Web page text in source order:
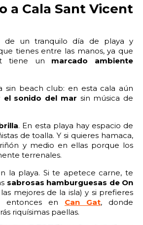
a Cala Sant Vicent
de un tranquilo día de playa y
tienes entre las manos, ya que
tiene un marcado ambiente
sin beach club: en esta cala aún
el sonido del mar sin música de
. En esta playa hay espacio de
de toalla. Y si quieres hamaca,
y medio en ellas porque los
terrenales.
la playa. Si te apetece carne, te
sabrosas hamburguesas de On
mejores de la isla) y si prefieres
entonces en Can Gat, donde
riquísimas paellas.